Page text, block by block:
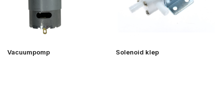
Vacuumpomp Solenoid klep